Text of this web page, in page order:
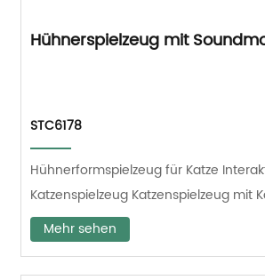
Hühnerspielzeug mit
STC6178
Hühnerformspielzeug für Katze
Katzenspielzeug Katzenspielzeug mit
Mehr sehen